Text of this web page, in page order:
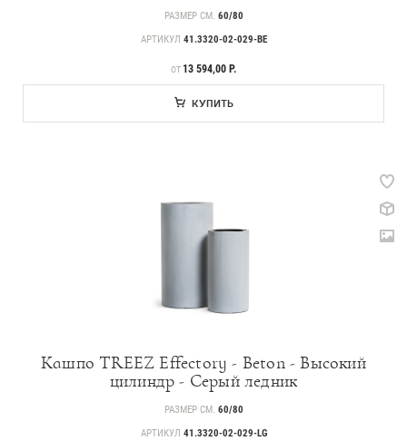
РАЗМЕР СМ. 60/80
АРТИКУЛ 41.3320-02-029-BE
ЦЕНА
ОТ 13 594,00 Р.
КУПИТЬ
Кашпо TREEZ Effectory - Beton - Высокий
цилиндр - Серый ледник
РАЗМЕР СМ. 60/80
АРТИКУЛ 41.3320-02-029-LG